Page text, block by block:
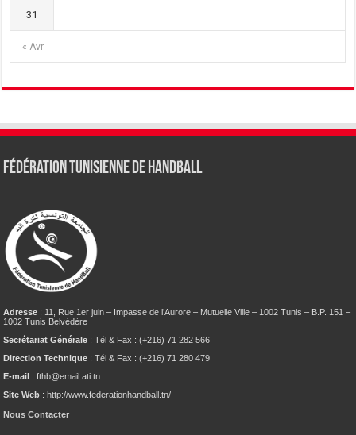
« Avr
31
Fédération tunisienne de Handball
Adresse : 11, Rue 1er juin – Impasse de l’Aurore – Mutuelle Ville – 1002 Tunis – B.P. 151 –
1002 Tunis Belvédère
Secrétariat Générale : Tél & Fax : (+216) 71 282 566
Direction Technique : Tél & Fax : (+216) 71 280 479
E-mail : fthb@email.ati.tn
Site Web : http://www.federationhandball.tn/
Nous Contacter